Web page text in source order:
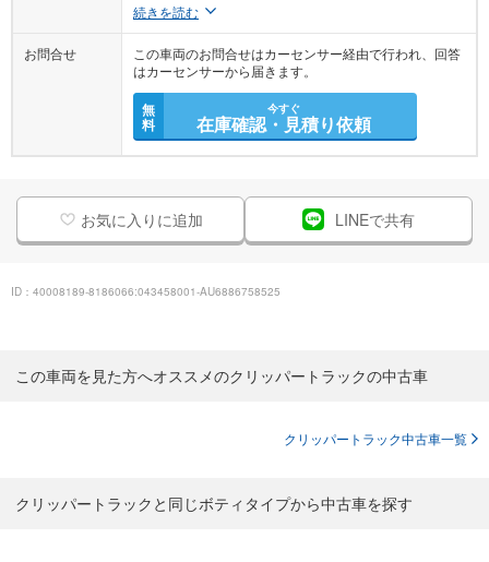
続きを読む
お問合せ
この車両のお問合せはカーセンサー経由で行われ、回答
はカーセンサーから届きます。
無
料
今すぐ
在庫確認・見積り依頼
お気に入りに追加 LINEで共有
ID：40008189-8186066:043458001-AU6886758525
この車両を見た方へオススメのクリッパートラックの中古車
クリッパートラック中古車一覧
クリッパートラックと同じボティタイプから中古車を探す